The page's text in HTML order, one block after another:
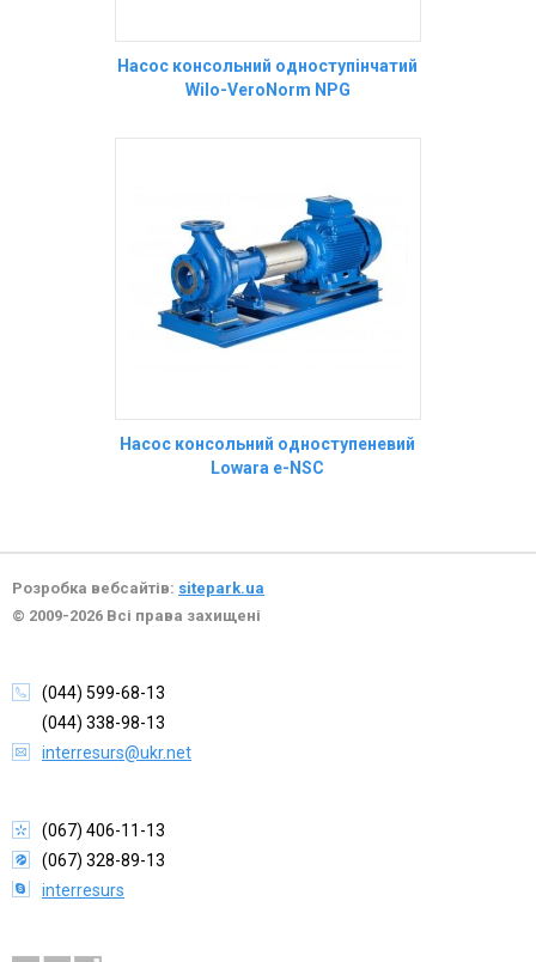
Насос консольний одноступінчатий
Wilo-VeroNorm NPG
Насос консольний одноступеневий
Lowara e-NSC
Розробка вебсайтів: sitepark.ua
© 2009-2026 Всі права захищені
(044) 599-68-13
(044) 338-98-13
interresurs@ukr.net
(067) 406-11-13
(067) 328-89-13
interresurs